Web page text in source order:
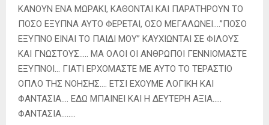
ΚΑΝΟΥΝ ΕΝΑ ΜΩΡΑΚΙ, ΚΑΘΟΝΤΑΙ ΚΑΙ ΠΑΡΑΤΗΡΟΥΝ ΤΟ
ΠΟΣΟ ΕΞΥΠΝΑ ΑΥΤΟ ΦΕΡΕΤΑΙ, ΟΣΟ ΜΕΓΑΛΩΝΕΙ….”ΠΟΣΟ
ΕΞΥΠΝΟ ΕΙΝΑΙ ΤΟ ΠΑΙΔΙ ΜΟΥ” ΚΑΥΧΙΩΝΤΑΙ ΣΕ ΦΙΛΟΥΣ
ΚΑΙ ΓΝΩΣΤΟΥΣ….. ΜΑ ΟΛΟΙ ΟΙ ΑΝΘΡΩΠΟΙ ΓΕΝΝΙΟΜΑΣΤΕ
ΕΞΥΠΝΟΙ… ΓΙΑΤΙ ΕΡΧΟΜΑΣΤΕ ΜΕ ΑΥΤΟ ΤΟ ΤΕΡΑΣΤΙΟ
ΟΠΛΟ ΤΗΣ ΝΟΗΣΗΣ…. ΕΤΣΙ ΕΧΟΥΜΕ ΛΟΓΙΚΗ ΚΑΙ
ΦΑΝΤΑΣΙΑ…. ΕΔΩ ΜΠΑΙΝΕΙ ΚΑΙ Η ΔΕΥΤΕΡΗ ΑΞΙΑ…..
ΦΑΝΤΑΣΙΑ……..